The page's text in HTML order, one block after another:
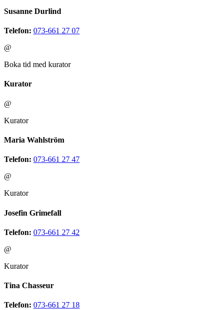
Susanne Durlind
Telefon: 073-661 27 07
@
Boka tid med kurator
Kurator
@
Kurator
Maria Wahlström
Telefon: 073-661 27 47
@
Kurator
Josefin Grimefall
Telefon: 073-661 27 42
@
Kurator
Tina Chasseur
Telefon: 073-661 27 18